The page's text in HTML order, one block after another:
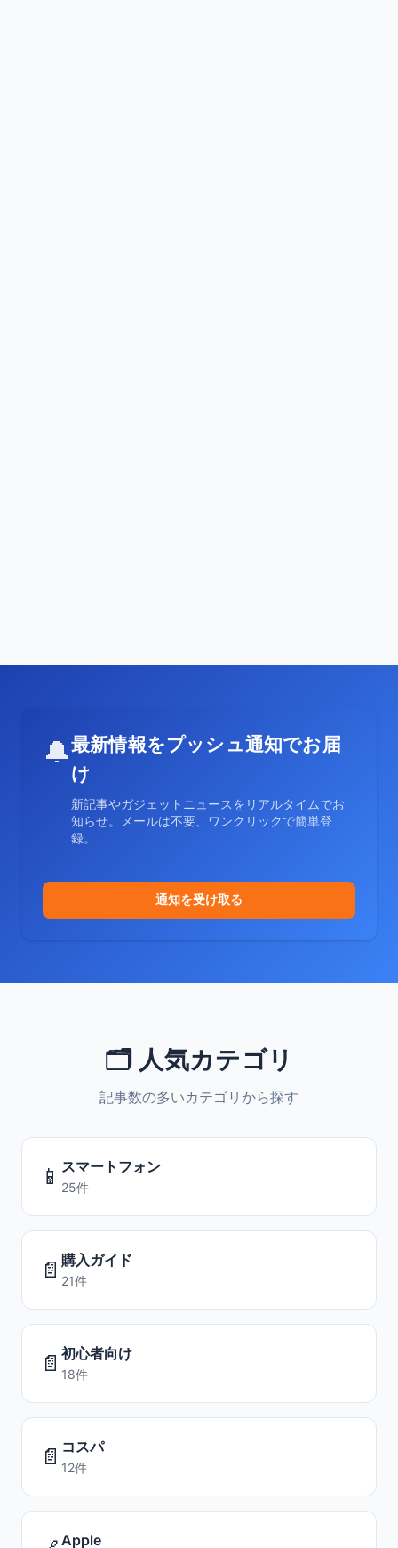
🔔最新情報をプッシュ通知でお届
け
新記事やガジェットニュースをリアルタイムでお
知らせ。メールは不要、ワンクリックで簡単登
録。
通知を受け取る
🗂️ 人気カテゴリ
記事数の多いカテゴリから探す
📱 スマートフォン
25件
📄 購入ガイド
21件
📄 初心者向け
18件
📄 コスパ
12件
Apple